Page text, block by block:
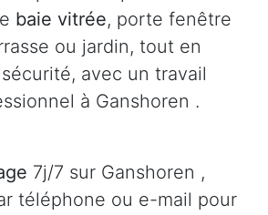
baie vitrée, porte fenêtre
ou jardin, tout en
avec un travail
à Ganshoren .
7j/7 sur Ganshoren ,
téléphone ou e-mail pour